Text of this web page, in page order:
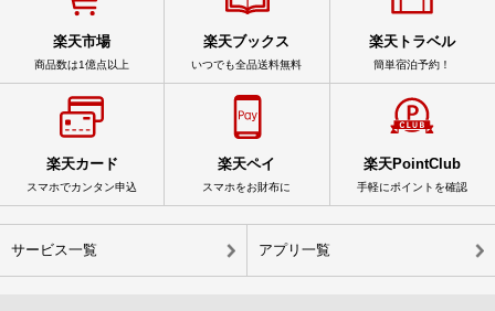
楽天市場
商品数は1億点以上
楽天ブックス
いつでも全品送料無料
楽天トラベル
簡単宿泊予約！
楽天カード
スマホでカンタン申込
楽天ペイ
スマホをお財布に
楽天PointClub
手軽にポイントを確認
サービス一覧 アプリ一覧